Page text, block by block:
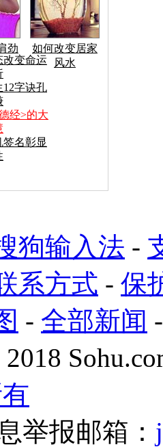
劲
如何改变居家
风水
改变命运
12字诀孔
经>的大
签名彰显
狗输入法 -
系方式 - 保
- 全部新闻
2018
举报邮箱：